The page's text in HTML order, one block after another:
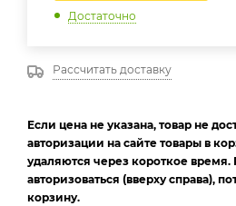
Достаточно
Рассчитать доставку
Если цена не указана, товар не
авторизации на сайте товары в
удаляются через короткое
авторизоваться (вверху справа),
корзину.